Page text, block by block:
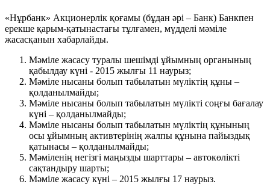
«Нұрбанк» Акционерлік қоғамы (бұдан әрі – Банк) Банкпен
ерекше қарым-қатынастағы тұлғамен, мүдделі мәміле
жасасқанын хабарлайды.
Мәміле жасасу туралы шешімді ұйымның органының
қабылдау күні - 2015 жылғы 11 наурыз;
Мәміле нысаны болып табылатын мүліктің құны –
қолданылмайды;
Мәміле нысаны болып табылатын мүлікті соңғы бағалау
күні – қолданылмайды;
Мәміле нысаны болып табылатын мүліктің құнының
осы ұйымның активтерінің жалпы құнына пайыздық
қатынасы – қолданылмайды;
Мәміленің негізгі маңызды шарттары – автокөлікті
сақтандыру шарты;
Мәміле жасасу күні – 2015 жылғы 17 наурыз.